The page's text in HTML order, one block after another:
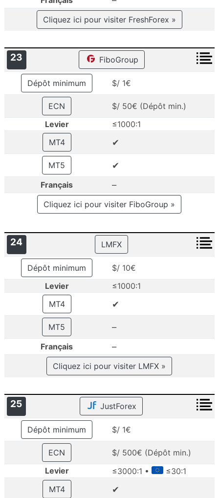
Cliquez ici pour visiter FreshForex »
23 FiboGroup
Dépôt minimum $/ 1€
ECN
$/ 50€ (Dépôt min.)
Levier
≤1000:1
MT4
✔
MT5 ✔
Français –
Cliquez ici pour visiter FiboGroup »
24 LMFX
Dépôt minimum
$/ 10€
Levier
≤1000:1
MT4
✔
MT5 –
Français –
Cliquez ici pour visiter LMFX »
25 JustForex
Dépôt minimum $/ 1€
ECN
$/ 500€ (Dépôt min.)
Levier
≤3000:1 •
≤30:1
MT4
✔